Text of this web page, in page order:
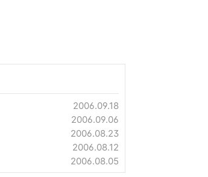
2006.09.18
2006.09.06
2006.08.23
2006.08.12
2006.08.05